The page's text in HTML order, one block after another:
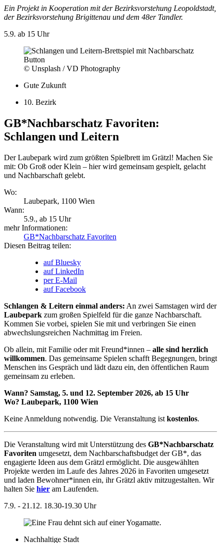
Ein Projekt in Kooperation mit der Bezirksvorstehung Leopoldstadt,
der Bezirksvorstehung Brigittenau und dem 48er Tandler.
5.9. ab 15 Uhr
© Unsplash / VD Photography
Gute Zukunft
10. Bezirk
GB*Nachbarschatz Favoriten:
Schlangen und Leitern
Der Laubepark wird zum größten Spielbrett im Grätzl! Machen Sie
mit: Ob Groß oder Klein – hier wird gemeinsam gespielt, gelacht
und Nachbarschaft gelebt.
Wo:
Laubepark, 1100 Wien
Wann:
5.9., ab 15 Uhr
mehr Informationen:
GB*Nachbarschatz Favoriten
Diesen Beitrag teilen:
auf Bluesky
auf LinkedIn
per E-Mail
auf Facebook
Schlangen & Leitern einmal anders: An zwei Samstagen wird der
Laubepark zum großen Spielfeld für die ganze Nachbarschaft.
Kommen Sie vorbei, spielen Sie mit und verbringen Sie einen
abwechslungsreichen Nachmittag im Freien.
Ob allein, mit Familie oder mit Freund*innen – alle sind herzlich
willkommen. Das gemeinsame Spielen schafft Begegnungen, bringt
Menschen ins Gespräch und lädt dazu ein, den öffentlichen Raum
gemeinsam zu erleben.
Wann? Samstag, 5. und 12. September 2026, ab 15 Uhr
Wo? Laubepark, 1100 Wien
Keine Anmeldung notwendig. Die Veranstaltung ist kostenlos.
Die Veranstaltung wird mit Unterstützung des GB*Nachbarschatz
Favoriten umgesetzt, dem Nachbarschaftsbudget der GB*, das
engagierte Ideen aus dem Grätzl ermöglicht. Die ausgewählten
Projekte werden im Laufe des Jahres 2026 in Favoriten umgesetzt
und laden Bewohner*innen ein, ihr Grätzl aktiv mitzugestalten. Wir
halten Sie hier am Laufenden.
7.9. - 21.12. 18.30-19.30 Uhr
Nachhaltige Stadt